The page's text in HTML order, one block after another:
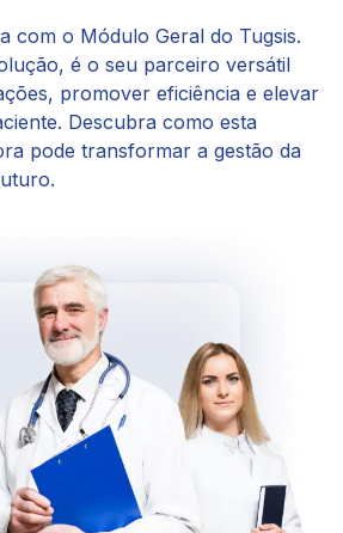
com o Módulo Geral do Tugsis.
é o seu parceiro versátil
promover eficiência e elevar
Descubra como esta
pode transformar a gestão da